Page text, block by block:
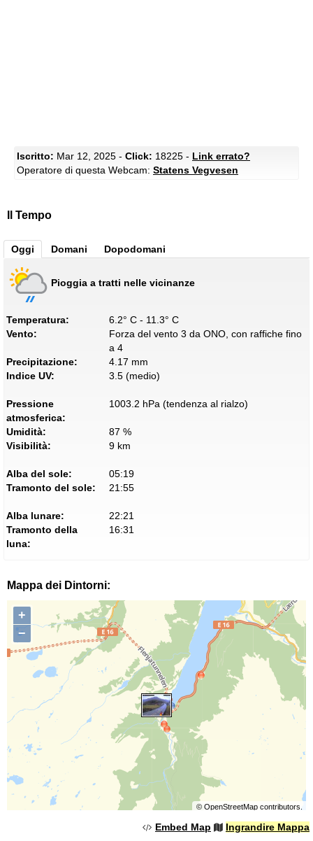
Iscritto: Mar 12, 2025 - Click: 18225 - Link errato?
Operatore di questa Webcam: Statens Vegvesen
Il Tempo
Oggi Domani Dopodomani
Pioggia a tratti nelle vicinanze
Temperatura:
6.2° C - 11.3° C
Vento:
Forza del vento 3 da ONO, con raffiche fino
a 4
Precipitazione:
4.17 mm
Indice UV:
3.5 (medio)
Pressione
atmosferica:
1003.2 hPa (tendenza al rialzo)
Umidità:
87 %
Visibilità:
9 km
Alba del sole:
05:19
Tramonto del sole:
21:55
Alba lunare:
22:21
Tramonto della
luna:
16:31
Mappa dei Dintorni:
+
−
© OpenStreetMapcontributors.
Embed Map Ingrandire Mappa